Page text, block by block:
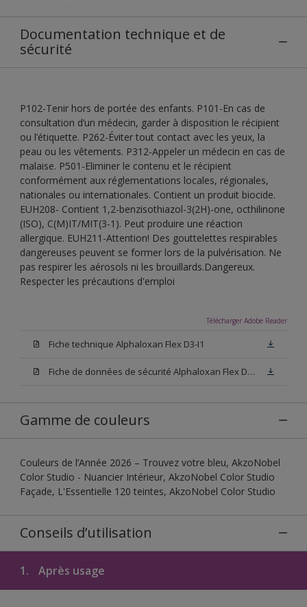
Documentation technique et de
sécurité
P102-Tenir hors de portée des enfants. P101-En cas de
consultation d’un médecin, garder à disposition le récipient
ou l’étiquette. P262-Éviter tout contact avec les yeux, la
peau ou les vêtements. P312-Appeler un médecin en cas de
malaise. P501-Eliminer le contenu et le récipient
conformément aux réglementations locales, régionales,
nationales ou internationales. Contient un produit biocide.
EUH208- Contient 1,2-benzisothiazol-3(2H)-one, octhilinone
(ISO), C(M)IT/MIT(3-1). Peut produire une réaction
allergique. EUH211-Attention! Des gouttelettes respirables
dangereuses peuvent se former lors de la pulvérisation. Ne
pas respirer les aérosols ni les brouillards.Dangereux.
Respecter les précautions d'emploi
Télécharger Adobe Reader
Fiche technique Alphaloxan Flex D3-I1
Fiche de données de sécurité Alphaloxan Flex D3-I1
Gamme de couleurs
Couleurs de l’Année 2026 – Trouvez votre bleu, AkzoNobel
Color Studio - Nuancier Intérieur, AkzoNobel Color Studio
Façade, L'Essentielle 120 teintes, AkzoNobel Color Studio
Conseils d’utilisation
1. Après usage